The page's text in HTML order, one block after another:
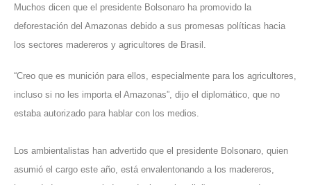
Muchos dicen que el presidente Bolsonaro ha promovido la
deforestación del Amazonas debido a sus promesas políticas hacia
los sectores madereros y agricultores de Brasil.
“Creo que es munición para ellos, especialmente para los agricultores,
incluso si no les importa el Amazonas”, dijo el diplomático, que no
estaba autorizado para hablar con los medios.
Los ambientalistas han advertido que el presidente Bolsonaro, quien
asumió el cargo este año, está envalentonando a los madereros,